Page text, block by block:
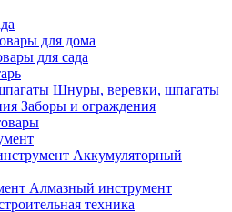
для дома
для сада
Шнуры, веревки, шпагаты
Заборы и ограждения
Аккумуляторный
Алмазный инструмент